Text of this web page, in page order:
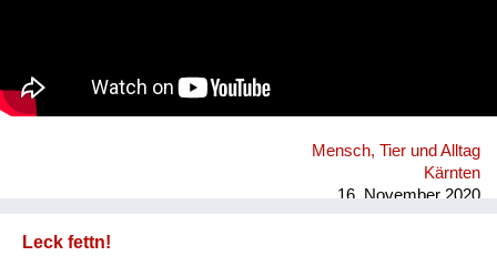
Mensch, Tier und Alltag
Kärnten
16. November 2020
Leck fettn!